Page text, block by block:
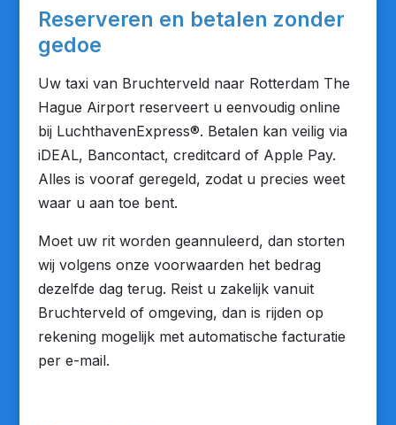
Reserveren en betalen zonder
gedoe
Uw taxi van Bruchterveld naar Rotterdam The
Hague Airport reserveert u eenvoudig online
bij LuchthavenExpress®. Betalen kan veilig via
iDEAL, Bancontact, creditcard of Apple Pay.
Alles is vooraf geregeld, zodat u precies weet
waar u aan toe bent.
Moet uw rit worden geannuleerd, dan storten
wij volgens onze voorwaarden het bedrag
dezelfde dag terug. Reist u zakelijk vanuit
Bruchterveld of omgeving, dan is rijden op
rekening mogelijk met automatische facturatie
per e-mail.